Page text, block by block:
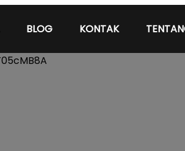
BLOG KONTAK